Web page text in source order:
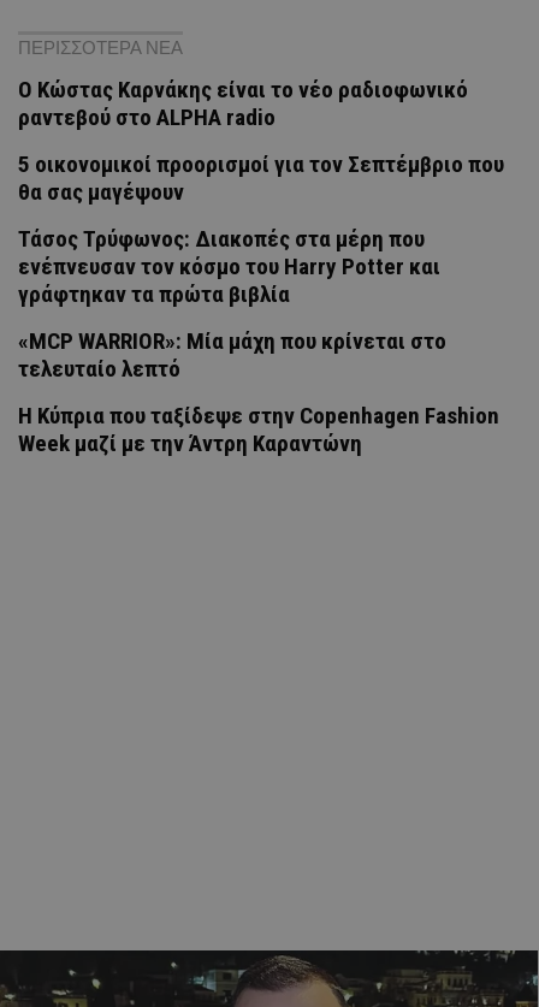
ΠΕΡΙΣΣΟΤΕΡΑ ΝΕΑ
Ο Κώστας Καρνάκης είναι το νέο ραδιοφωνικό
ραντεβού στο ALPHA radio
5 οικονομικοί προορισμοί για τον Σεπτέμβριο που
θα σας μαγέψουν
Τάσος Τρύφωνος: Διακοπές στα μέρη που
ενέπνευσαν τον κόσμο του Harry Potter και
γράφτηκαν τα πρώτα βιβλία
«MCP WARRIOR»: Μία μάχη που κρίνεται στο
τελευταίο λεπτό
Η Κύπρια που ταξίδεψε στην Copenhagen Fashion
Week μαζί με την Άντρη Καραντώνη